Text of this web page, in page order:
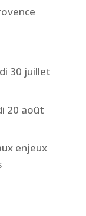
30 juillet
20 août
enjeux